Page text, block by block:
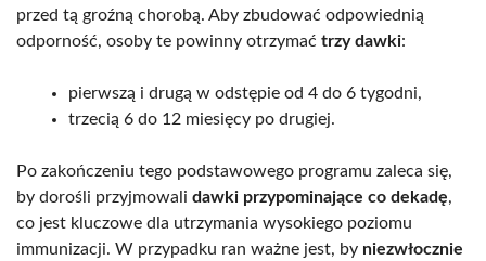
przed tą groźną chorobą. Aby zbudować odpowiednią
odporność, osoby te powinny otrzymać trzy dawki:
pierwszą i drugą w odstępie od 4 do 6 tygodni,
trzecią 6 do 12 miesięcy po drugiej.
Po zakończeniu tego podstawowego programu zaleca się,
by dorośli przyjmowali dawki przypominające co dekadę,
co jest kluczowe dla utrzymania wysokiego poziomu
immunizacji. W przypadku ran ważne jest, by niezwłocznie